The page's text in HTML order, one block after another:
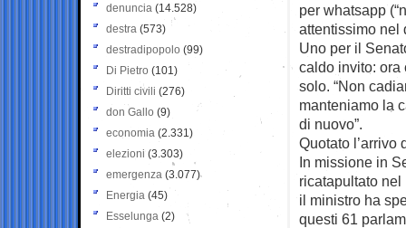
per whatsapp
attentissimo nel
Uno per il
caldo invito: ora
solo. “Non
manteniamo la
di nuovo”.
Quotato l’arrivo
In missione in
ricatapultato
il ministro ha
questi 61
denuncia (14.528)
destra (573)
destradipopolo (99)
Di Pietro (101)
Diritti civili (276)
don Gallo (9)
economia (2.331)
elezioni (3.303)
emergenza (3.077)
Energia (45)
Esselunga (2)